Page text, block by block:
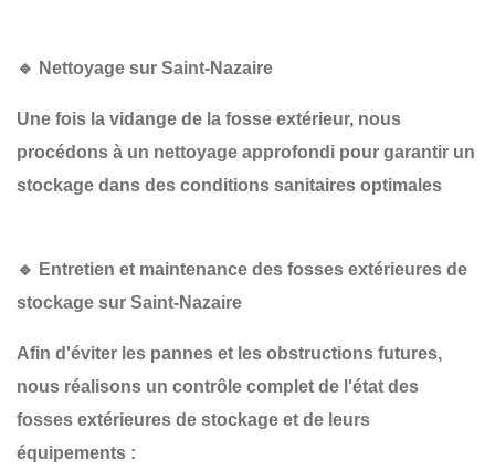
🔹 Nettoyage sur Saint-Nazaire
Une fois la vidange de la fosse extérieur, nous
procédons à un nettoyage approfondi pour garantir un
stockage dans des conditions sanitaires optimales
🔹 Entretien et maintenance des fosses extérieures de
stockage sur Saint-Nazaire
Afin d'éviter les pannes et les obstructions futures,
nous réalisons un contrôle complet de l'état des
fosses extérieures de stockage et de leurs
équipements :